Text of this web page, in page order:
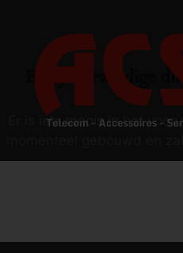
Er zijn geweldige
Er is iets moois in het
momenteel gebouwd en